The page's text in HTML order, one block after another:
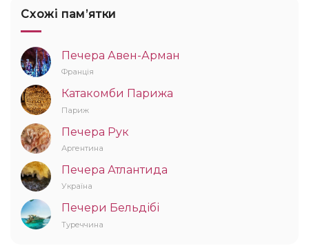
Схожі памʼятки
Печера Авен-Арман
Франція
Катакомби Парижа
Париж
Печера Рук
Аргентина
Печера Атлантида
Україна
Печери Бельдібі
Туреччина